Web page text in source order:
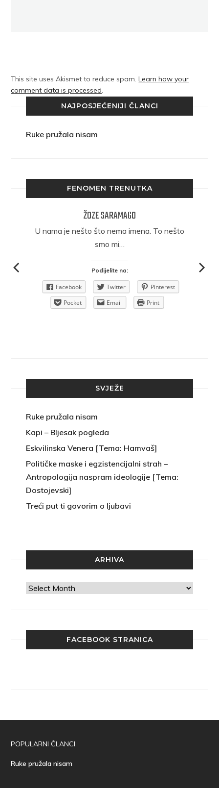
This site uses Akismet to reduce spam.Learn how your
comment data is processed.
NAJPOSJEĆENIJI ČLANCI
Ruke pružala nisam
FENOMEN TRENUTKA
ŽOZE SARAMAGO
U nama je nešto što nema imena. To nešto
smo mi…
Podijelite na:
Facebook Twitter
Pinterest
Pocket
Email Print
SVJEŽE
Ruke pružala nisam
Kapi – Bljesak pogleda
Eskvilinska Venera [Tema: Hamvaš]
Političke maske i egzistencijalni strah –
Antropologija naspram ideologije [Tema:
Dostojevski]
Treći put ti govorim o ljubavi
ARHIVA
Arhiva
FACEBOOK STRANICA
POPULARNI ČLANCI
Ruke pružala nisam